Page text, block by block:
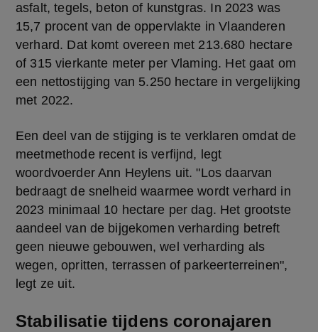
asfalt, tegels, beton of kunstgras. In 2023 was
15,7 procent van de oppervlakte in Vlaanderen
verhard. Dat komt overeen met 213.680 hectare
of 315 vierkante meter per Vlaming. Het gaat om
een nettostijging van 5.250 hectare in vergelijking
met 2022.
Een deel van de stijging is te verklaren omdat de
meetmethode recent is verfijnd, legt
woordvoerder Ann Heylens uit. "Los daarvan
bedraagt de snelheid waarmee wordt verhard in
2023 minimaal 10 hectare per dag. Het grootste
aandeel van de bijgekomen verharding betreft
geen nieuwe gebouwen, wel verharding als
wegen, opritten, terrassen of parkeerterreinen",
legt ze uit.
Stabilisatie tijdens coronajaren